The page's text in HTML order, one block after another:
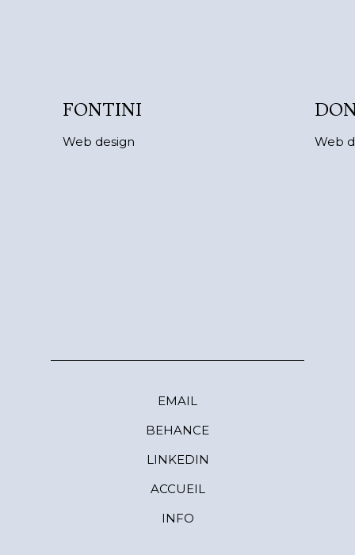
FONTINI
Web design Web
EMAIL
BEHANCE
LINKEDIN
ACCUEIL
INFO